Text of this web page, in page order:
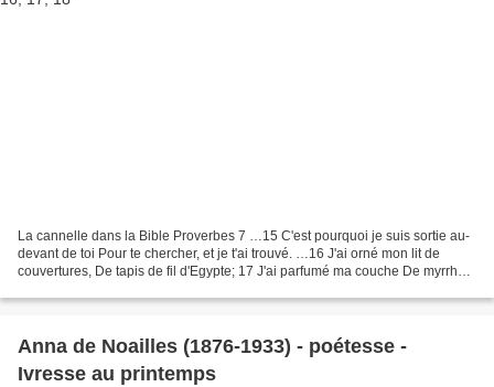
La cannelle dans la Bible Proverbes 7 …15 C'est pourquoi je suis sortie au-
devant de toi Pour te chercher, et je t'ai trouvé. …16 J'ai orné mon lit de
couvertures, De tapis de fil d'Egypte; 17 J'ai parfumé ma couche De myrrhe,
Anna de Noailles (1876-1933) - poétesse -
Ivresse au printemps